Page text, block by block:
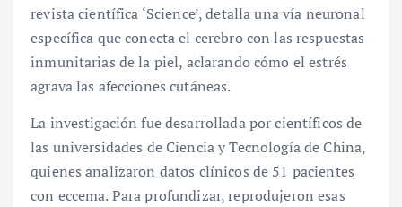
revista científica ‘Science’, detalla una vía neuronal
específica que conecta el cerebro con las respuestas
inmunitarias de la piel, aclarando cómo el estrés
agrava las afecciones cutáneas.
La investigación fue desarrollada por científicos de
las universidades de Ciencia y Tecnología de China,
quienes analizaron datos clínicos de 51 pacientes
con eccema. Para profundizar, reprodujeron esas